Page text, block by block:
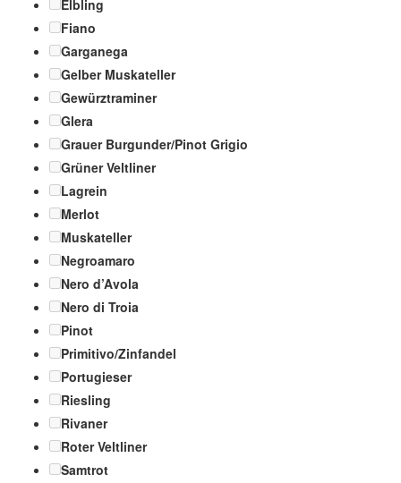
Elbling
Fiano
Garganega
Gelber Muskateller
Gewürztraminer
Glera
Grauer Burgunder/Pinot Grigio
Grüner Veltliner
Lagrein
Merlot
Muskateller
Negroamaro
Nero d’Avola
Nero di Troia
Pinot
Primitivo/Zinfandel
Portugieser
Riesling
Rivaner
Roter Veltliner
Samtrot